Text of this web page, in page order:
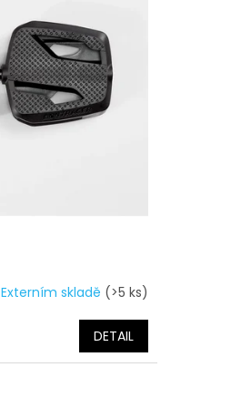
Externím skladě (>5 ks)
DETAIL